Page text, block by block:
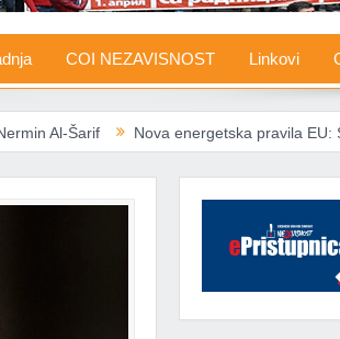
COI NEZAVISNOST Linkovi
Nova energetska pravila EU: Socijalno